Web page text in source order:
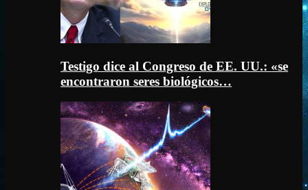
Testigo dice al Congreso de EE. UU.: «se
encontraron seres biológicos…